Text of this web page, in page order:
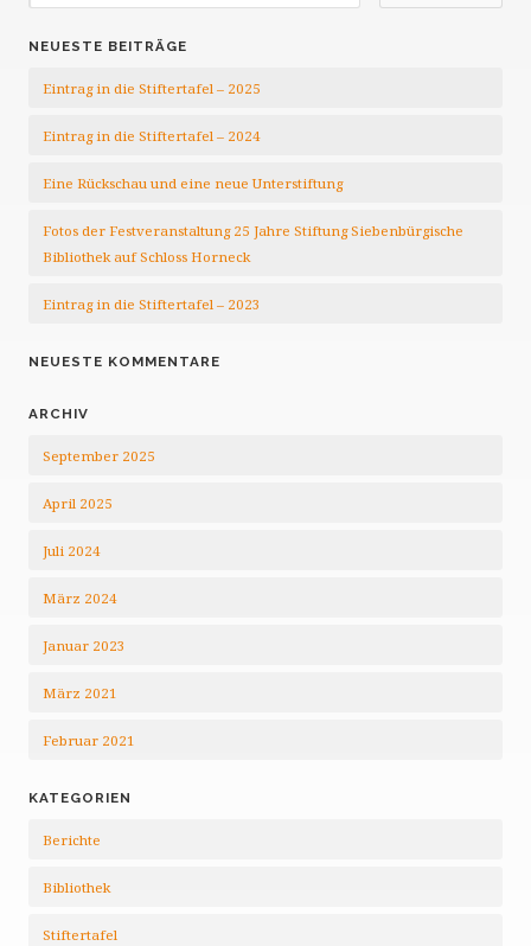
NEUESTE BEITRÄGE
Eintrag in die Stiftertafel – 2025
Eintrag in die Stiftertafel – 2024
Eine Rückschau und eine neue Unterstiftung
Fotos der Festveranstaltung 25 Jahre Stiftung Siebenbürgische
Bibliothek auf Schloss Horneck
Eintrag in die Stiftertafel – 2023
NEUESTE KOMMENTARE
ARCHIV
September 2025
April 2025
Juli 2024
März 2024
Januar 2023
März 2021
Februar 2021
KATEGORIEN
Berichte
Bibliothek
Stiftertafel